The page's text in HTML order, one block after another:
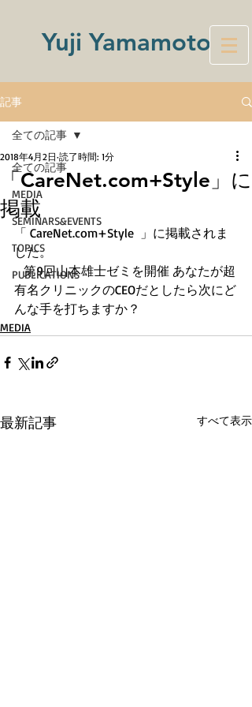
Yuji Yamamoto
記事
全ての記事
MEDIA
SEMINARS&EVENTS
TOPICS
PUBLICATIONS
全ての記事
「CareNet.com+Style」に
掲載
2018年4月2日 読了時間: 1分
「 CareNet.com+Style  」に掲載されま
した。
   第9回山本雄士ゼミを開催 あなたが超
有名クリニックのCEOだとしたら次にど
んな手を打ちますか？
MEDIA
最新記事 すべて表示